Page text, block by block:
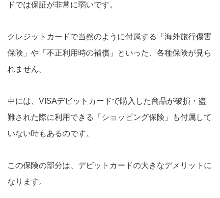
ドでは保証が非常に弱いです。
クレジットカードで当然のように付属する「海外旅行傷害
保険」や「不正利用時の補償」といった、各種保険が見ら
れません。
中には、VISAデビットカードで購入した商品が破損・盗
難された際に利用できる「ショッピング保険」も付属して
いない時もあるのです。
この保険の部分は、デビットカードの大きなデメリットに
なります。